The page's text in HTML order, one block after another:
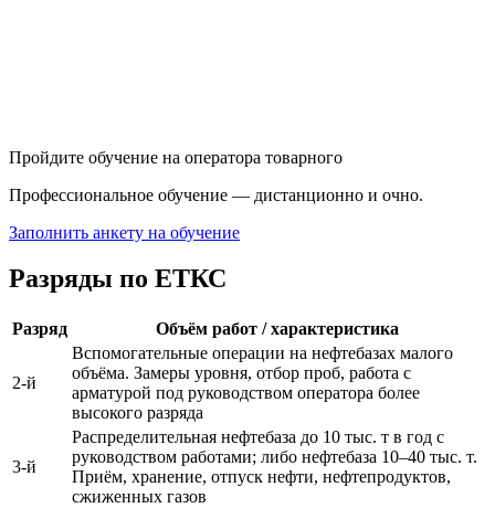
Пройдите обучение на оператора товарного
Профессиональное обучение — дистанционно и очно.
Заполнить анкету на обучение
Разряды по ЕТКС
Разряд Объём работ / характеристика
2-й
Вспомогательные операции на нефтебазах малого
объёма. Замеры уровня, отбор проб, работа с
арматурой под руководством оператора более
высокого разряда
3-й
Распределительная нефтебаза до 10 тыс. т в год с
руководством работами; либо нефтебаза 10–40 тыс. т.
Приём, хранение, отпуск нефти, нефтепродуктов,
сжиженных газов